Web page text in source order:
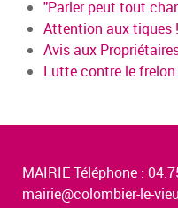
"Parler peut tout
Attention aux tiques !
Avis aux
Lutte contre le
MAIRIE Téléphone :
mairie@colombier-le-